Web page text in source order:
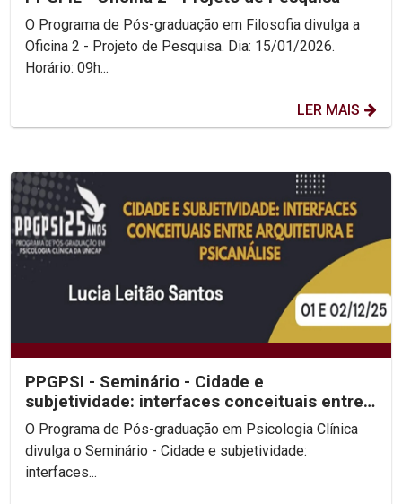
O Programa de Pós-graduação em Filosofia divulga a
Oficina 2 - Projeto de Pesquisa. Dia: 15/01/2026.
Horário: 09h...
LER MAIS
PPGPSI - Seminário - Cidade e
subjetividade: interfaces conceituais entre
Arquitetura e Psicanalise
O Programa de Pós-graduação em Psicologia Clínica
divulga o Seminário - Cidade e subjetividade:
interfaces...